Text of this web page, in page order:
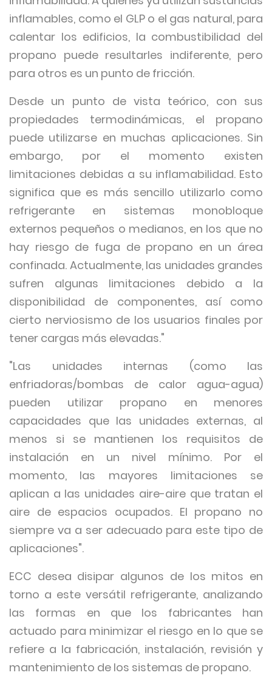
inflamables, como el GLP o el gas natural, para
calentar los edificios, la combustibilidad del
propano puede resultarles indiferente, pero
para otros es un punto de fricción.
Desde un punto de vista teórico, con sus
propiedades termodinámicas, el propano
puede utilizarse en muchas aplicaciones. Sin
embargo, por el momento existen
limitaciones debidas a su inflamabilidad. Esto
significa que es más sencillo utilizarlo como
refrigerante en sistemas monobloque
externos pequeños o medianos, en los que no
hay riesgo de fuga de propano en un área
confinada. Actualmente, las unidades grandes
sufren algunas limitaciones debido a la
disponibilidad de componentes, así como
cierto nerviosismo de los usuarios finales por
tener cargas más elevadas."
"Las unidades internas (como las
enfriadoras/bombas de calor agua-agua)
pueden utilizar propano en menores
capacidades que las unidades externas, al
menos si se mantienen los requisitos de
instalación en un nivel mínimo. Por el
momento, las mayores limitaciones se
aplican a las unidades aire-aire que tratan el
aire de espacios ocupados. El propano no
siempre va a ser adecuado para este tipo de
aplicaciones".
ECC desea disipar algunos de los mitos en
torno a este versátil refrigerante, analizando
las formas en que los fabricantes han
actuado para minimizar el riesgo en lo que se
refiere a la fabricación, instalación, revisión y
mantenimiento de los sistemas de propano.